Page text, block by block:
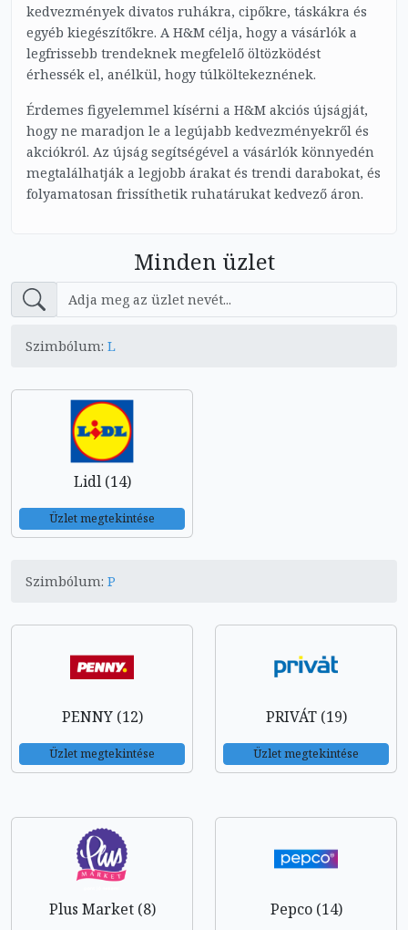
kedvezmények divatos ruhákra, cipőkre, táskákra és
egyéb kiegészítőkre. A H&M célja, hogy a vásárlók a
legfrissebb trendeknek megfelelő öltözködést
érhessék el, anélkül, hogy túlköltekeznének.
Érdemes figyelemmel kísérni a H&M akciós újságját,
hogy ne maradjon le a legújabb kedvezményekről és
akciókról. Az újság segítségével a vásárlók könnyedén
megtalálhatják a legjobb árakat és trendi darabokat, és
folyamatosan frissíthetik ruhatárukat kedvező áron.
Minden üzlet
Szimbólum: L
Lidl (14)
Üzlet megtekintése
Szimbólum: P
PENNY (12)
Üzlet megtekintése
PRIVÁT (19)
Üzlet megtekintése
Plus Market (8) Pepco (14)